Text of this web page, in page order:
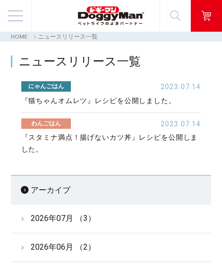
知る・楽しむ
お客様窓口・Q＆A
会社情報
採用情報
サイトマップ English
HOME ニュースリリース一覧
ニュースリリース一覧
にゃんごはん
2023.07.14
『猫ちゃんオムレツ』レシピを公開しました。
わんごはん
2023.07.14
『スタミナ満点！揚げないカツ丼』レシピを公開しま
した。
アーカイブ
2026年07月 （3）
2026年06月 （2）